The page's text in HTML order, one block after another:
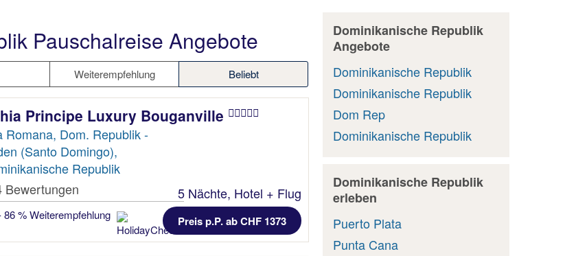
Pauschalreise Angebote
Weiterempfehlung Beliebt
Principe Luxury Bouganville
Romana, Dom. Republik -
(Santo Domingo),
Republik
Bewertungen
86 % Weiterempfehlung
5 Nächte, Hotel + Flug
Preis p.P. ab CHF 1373
Dominikanische Republik
Angebote
Dominikanische Republik
Dominikanische Republik
Dom Rep
Dominikanische Republik
Dominikanische Republik
erleben
Puerto Plata
Punta Cana